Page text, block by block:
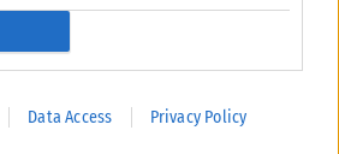
Data Access Privacy Policy